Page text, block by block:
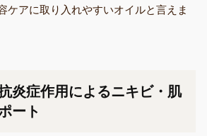
ケアに取り入れやすいオイルと言えま
炎症作用によるニキビ・肌
ート